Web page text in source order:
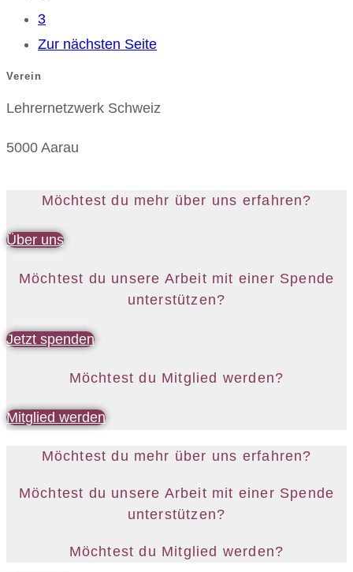
3
Zur nächsten Seite
Verein
Lehrernetzwerk Schweiz
5000 Aarau
Möchtest du mehr über uns erfahren?
Über uns
Möchtest du unsere Arbeit mit einer Spende
unterstützen?
Jetzt spenden
Möchtest du Mitglied werden?
Mitglied werden
Möchtest du mehr über uns erfahren?
Möchtest du unsere Arbeit mit einer Spende
unterstützen?
Möchtest du Mitglied werden?